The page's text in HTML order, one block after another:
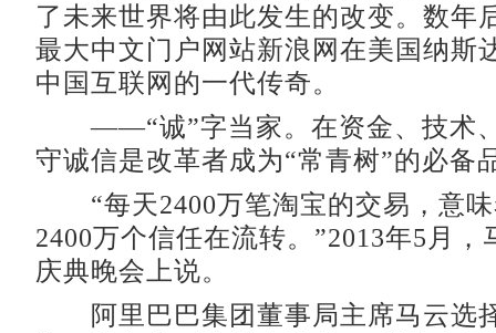
了未来世界将由此发生的改变。数年
最大中文门户网站新浪网在美国纳斯
中国互联网的一代传奇。
——“诚”字当家。在资金、技术、
守诚信是改革者成为“常青树”的必备
“每天2400万笔淘宝的交易，意味
2400万个信任在流转。”2013年5月，
庆典晚会上说。
阿里巴巴集团董事局主席马云选